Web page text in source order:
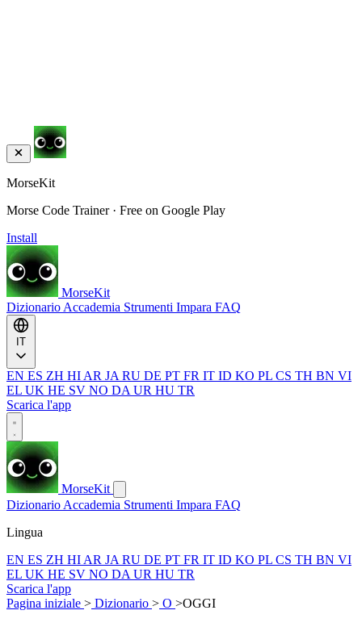
MorseKit
Morse Code Trainer · Free on Google Play
Install
MorseKit
Dizionario Accademia Strumenti Impara FAQ
EN ES ZH HI AR JA RU DE PT FR IT ID KO PL CS TH BN VI
EL UK HE SV NO DA UR HU TR
Scarica l'app
MorseKit
Dizionario Accademia Strumenti Impara FAQ
Lingua
EN ES ZH HI AR JA RU DE PT FR IT ID KO PL CS TH BN VI
EL UK HE SV NO DA UR HU TR
Scarica l'app
Pagina iniziale > Dizionario > O >OGGI